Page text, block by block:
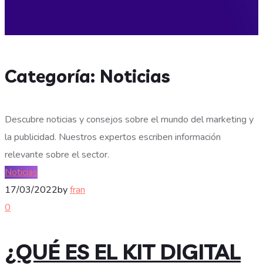
Categoría: Noticias
Descubre noticias y consejos sobre el mundo del marketing y
la publicidad. Nuestros expertos escriben información
relevante sobre el sector.
Noticias
17/03/2022byfran
0
¿QUÉ ES EL KIT DIGITAL